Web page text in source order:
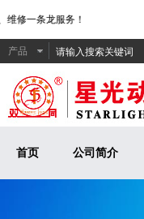
条龙服务！
产品
首页 公司简介